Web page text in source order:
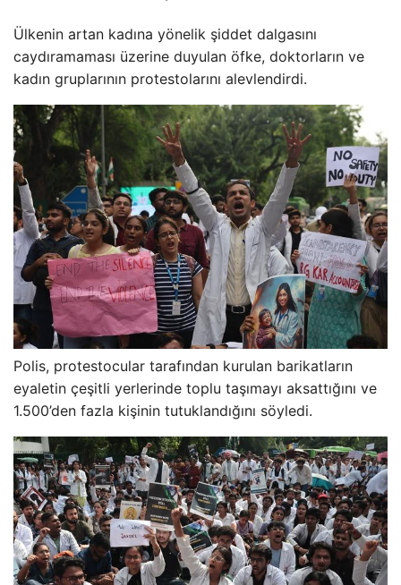
Ülkenin artan kadına yönelik şiddet dalgasını
caydıramaması üzerine duyulan öfke, doktorların ve
kadın gruplarının protestolarını alevlendirdi.
Polis, protestocular tarafından kurulan barikatların
eyaletin çeşitli yerlerinde toplu taşımayı aksattığını ve
1.500’den fazla kişinin tutuklandığını söyledi.